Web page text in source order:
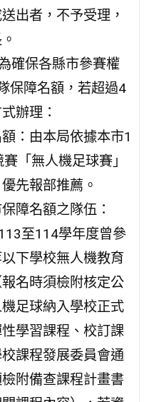
出者，不予受理，
確保各縣市參賽權
保障名額，若超過4
辦理：
：由本局依據本市1
「無人機足球賽」
先報部推薦。
障名額之隊伍：
至114學年度曾參
下學校無人機教育
名時須檢附核定公
足球納入學校正式
學習課程、校訂課
課程發展委員會通
附備查課程計畫書